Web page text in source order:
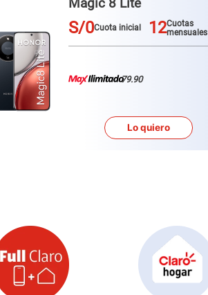
Galaxy A57
S/0Cuota inicial 12Cuotas
mensuales
79.90
Lo quiero